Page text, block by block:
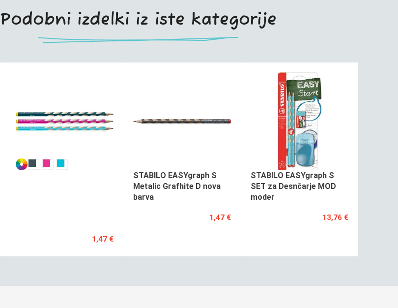
Podobni izdelki iz iste kategorije
1,47 €
STABILO EASYgraph S
Metalic Grafhite D nova
barva
1,47 €
STABILO EASYgraph S
SET za Desnčarje MOD
moder
13,76 €